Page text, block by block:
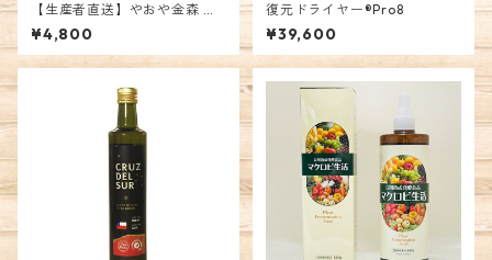
【生産者直送】やおや金森 季
節のお野菜セット（農薬不使
用）※お届けできる県に限り
あり
¥4,800
復元ドライヤー®︎Pro8
¥39,600